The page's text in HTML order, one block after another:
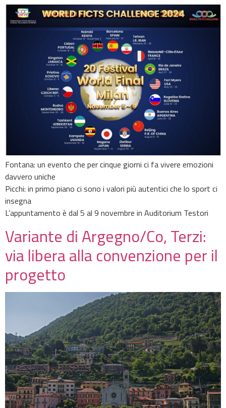
Fontana: un evento che per cinque giorni ci fa vivere emozioni
davvero uniche
Picchi: in primo piano ci sono i valori più autentici che lo sport ci
insegna
L’appuntamento è dal 5 al 9 novembre in Auditorium Testori
Variante di Argegno/Co, Terzi:
via libera alla convenzione per il
progetto